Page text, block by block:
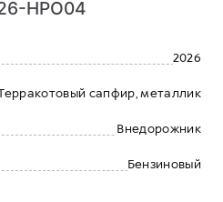
HPO04
2026
сапфир, металлик
Внедорожник
Бензиновый